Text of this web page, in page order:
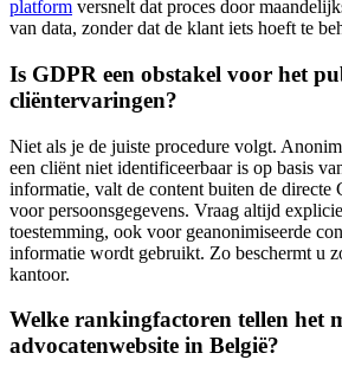
platform versnelt dat proces door
van data, zonder dat de klant iets hoeft te
Is GDPR een obstakel voor het
cliëntervaringen?
Niet als je de juiste procedure volgt.
een cliënt niet identificeerbaar is op basis
informatie, valt de content buiten de directe
voor persoonsgegevens. Vraag altijd
toestemming, ook voor geanonimiseerde
informatie wordt gebruikt. Zo beschermt u
kantoor.
Welke rankingfactoren tellen het
advocatenwebsite in België?